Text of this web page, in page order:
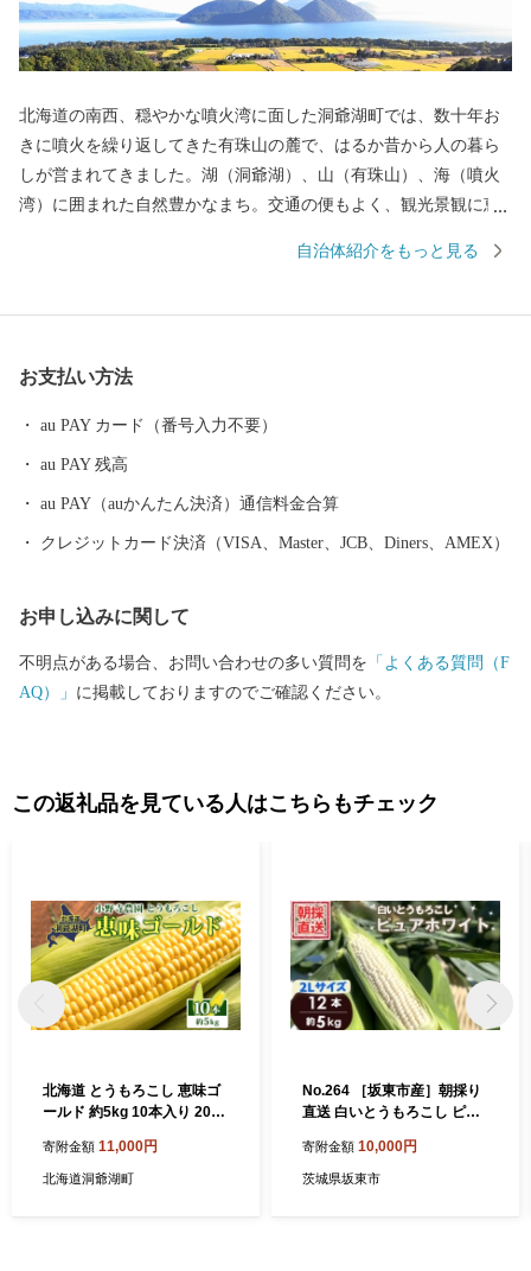
北海道の南西、穏やかな噴火湾に面した洞爺湖町では、数十年お
きに噴火を繰り返してきた有珠山の麓で、はるか昔から人の暮ら
しが営まれてきました。湖（洞爺湖）、山（有珠山）、海（噴火
湾）に囲まれた自然豊かなまち。交通の便もよく、観光景観に恵
て、火山が作り出した雄大な景観と、その特徴を巧みに生かして
地・洞爺湖町から、「大地（ジオ）の恵み」をお届けします。
自治体紹介をもっと見る
お支払い方法
au PAY カード（番号入力不要）
au PAY 残高
au PAY（auかんたん決済）通信料金合算
クレジットカード決済（VISA、Master、JCB、Diners、AMEX）
お申し込みに関して
不明点がある場合、お問い合わせの多い質問を 「よくある質問（F
AQ）」 に掲載しておりますのでご確認ください。
この返礼品を見ている人はこちらもチェック
北海道 とうもろこし 恵味ゴ
ールド 約5kg 10本入り 2026
トウモロコシ コーン 甘い 産
地直送 BBQ とうきび 国産
寄附金額 11,000円
北海道洞爺湖町
No.264 ［坂東市産］朝採り
直送 白いとうもろこし ピュ
トウモロコシ 朝どり 新鮮 茨
城県 特産品
寄附金額 10,000円
茨城県坂東市